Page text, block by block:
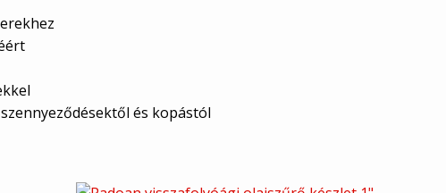
és kopástól